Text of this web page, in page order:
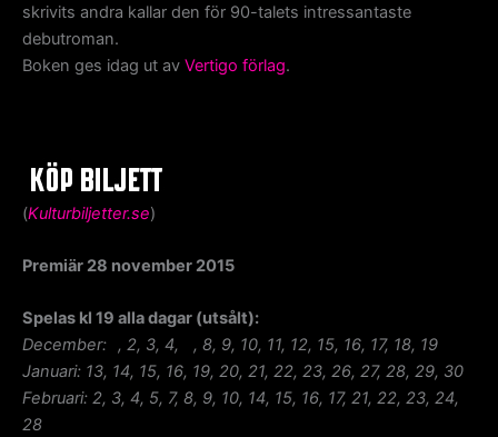
skrivits andra kallar den för 90-talets intressantaste
debutroman.
Boken ges idag ut av Vertigo förlag.
(Kulturbiljetter.se)
Premiär 28 november 2015
Spelas kl 19 alla dagar (utsålt):
December:
, 2, 3, 4,
, 8, 9, 10, 11, 12, 15, 16, 17, 18, 19
Januari: 13, 14, 15, 16, 19, 20, 21, 22, 23, 26, 27, 28, 29, 30
Februari: 2, 3, 4, 5, 7, 8, 9, 10, 14, 15, 16, 17, 21, 22, 23, 24,
28